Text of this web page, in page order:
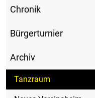
Chronik
Bürgerturnier
Archiv
Tanzraum